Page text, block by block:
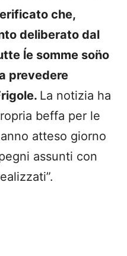
che,
deliberato dal
ĺe somme son̈o
prevedere
La notizia ha
beffa per le
atteso giorno
assunti con